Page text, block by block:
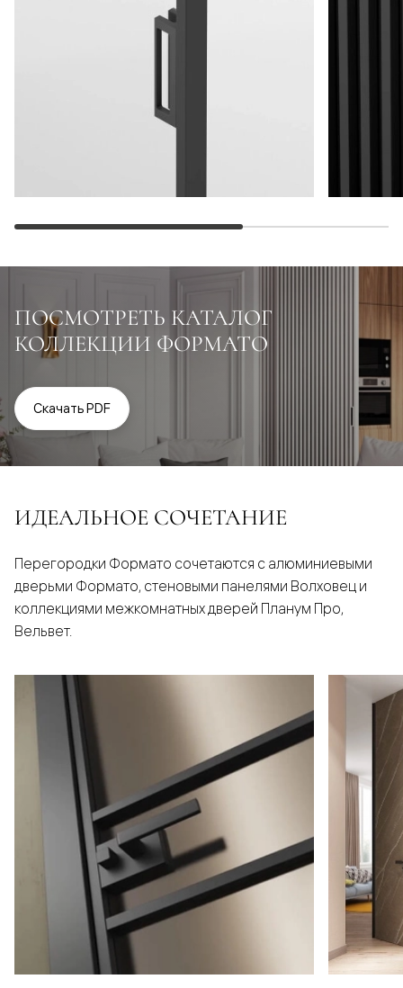
ПОСМОТРЕТЬ КАТАЛОГ
КОЛЛЕКЦИИ ФОРМАТО
Скачать PDF
ИДЕАЛЬНОЕ СОЧЕТАНИЕ
Перегородки Формато сочетаются с алюминиевыми
дверьми Формато, стеновыми панелями Волховец и
коллекциями межкомнатных дверей Планум Про,
Вельвет.